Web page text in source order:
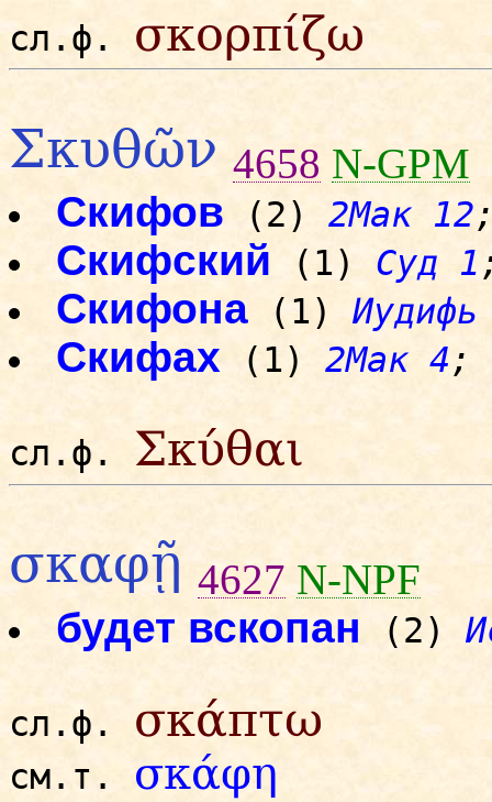
сл.ф. σκορπίζω
Σκυθῶν 4658 N-GPM
Скифов (2) 2Мак 12
Скифский (1) Суд 1
Скифона(1)
Скифах(1) 2Мак 4;
сл.ф. Σκύθαι
σκαφῇ 4627 N-NPF
будет вскопан (2)
сл.ф. σκάπτω
см.т. σκάφη